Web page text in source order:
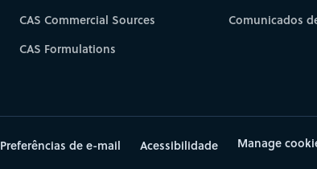
CAS Commercial Sources
CAS Formulations
Comunicados
Preferências de e-mail Acessibilidade Manage